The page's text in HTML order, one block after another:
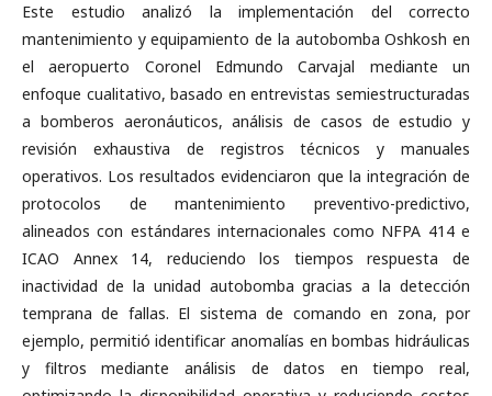
Este estudio analizó la implementación del correcto
mantenimiento y equipamiento de la autobomba Oshkosh en
el aeropuerto Coronel Edmundo Carvajal mediante un
enfoque cualitativo, basado en entrevistas semiestructuradas
a bomberos aeronáuticos, análisis de casos de estudio y
revisión exhaustiva de registros técnicos y manuales
operativos. Los resultados evidenciaron que la integración de
protocolos de mantenimiento preventivo-predictivo,
alineados con estándares internacionales como NFPA 414 e
ICAO Annex 14, reduciendo los tiempos respuesta de
inactividad de la unidad autobomba gracias a la detección
temprana de fallas. El sistema de comando en zona, por
ejemplo, permitió identificar anomalías en bombas hidráulicas
y filtros mediante análisis de datos en tiempo real,